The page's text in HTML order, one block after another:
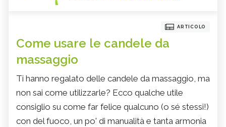
ARTICOLO
Come usare le candele da
massaggio
Ti hanno regalato delle candele da massaggio, ma
non sai come utilizzarle? Ecco qualche utile
consiglio su come far felice qualcuno (o sé stessi!)
con del fuoco, un po' di manualità e tanta armonia